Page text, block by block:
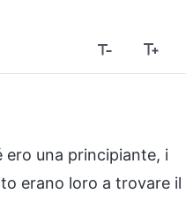
ero una principiante, i
erano loro a trovare il